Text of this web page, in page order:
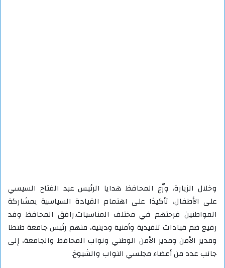
وخلال الزيارة، وزّع المحافظ هدايا الرئيس عبد الفتاح السيسي
على الأطفال، تأكيدًا على اهتمام القيادة السياسية بمشاركة
المواطنين فرحتهم في مختلف المناسبات.رافق المحافظ وفد
رفيع ضم قيادات تنفيذية وأمنية ودينية، منهم رئيس جامعة طنطا
ومدير الأمن ومدير الأمن الوطني ونواب المحافظ والجامعة، إلى
جانب عدد من أعضاء مجلسي النواب والشيوخ.